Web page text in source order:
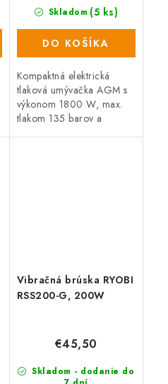
Skladom (5 ks)
DO KOŠÍKA
Kompaktná elektrická
tlaková umývačka AGM s
výkonom 1800 W, max.
tlakom 135 barov a
Vibračná brúska RYOBI
RSS200-G, 200W
Skladom - dodanie do
€45,50